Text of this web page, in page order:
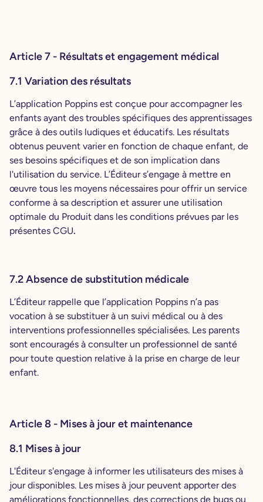
Article 7 - Résultats et engagement médical
7.1 Variation des résultats
L’application Poppins est conçue pour accompagner les
enfants ayant des troubles spécifiques des apprentissages
grâce à des outils ludiques et éducatifs. Les résultats
obtenus peuvent varier en fonction de chaque enfant, de
ses besoins spécifiques et de son implication dans
l'utilisation du service. L’Éditeur s’engage à mettre en
œuvre tous les moyens nécessaires pour offrir un service
conforme à sa description et assurer une utilisation
optimale du Produit dans les conditions prévues par les
présentes CGU.
7.2 Absence de substitution médicale
L’Éditeur rappelle que l’application Poppins n’a pas
vocation à se substituer à un suivi médical ou à des
interventions professionnelles spécialisées. Les parents
sont encouragés à consulter un professionnel de santé
pour toute question relative à la prise en charge de leur
enfant.
Article 8 - Mises à jour et maintenance
8.1 Mises à jour
L'Éditeur s'engage à informer les utilisateurs des mises à
jour disponibles. Les mises à jour peuvent apporter des
améliorations fonctionnelles, des corrections de bugs ou